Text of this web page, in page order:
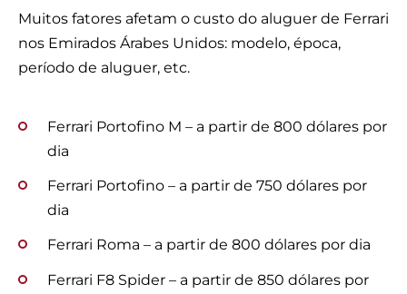
Muitos fatores afetam o custo do aluguer de Ferrari
nos Emirados Árabes Unidos: modelo, época,
período de aluguer, etc.
Ferrari Portofino M – a partir de 800 dólares por
dia
Ferrari Portofino – a partir de 750 dólares por
dia
Ferrari Roma – a partir de 800 dólares por dia
Ferrari F8 Spider – a partir de 850 dólares por